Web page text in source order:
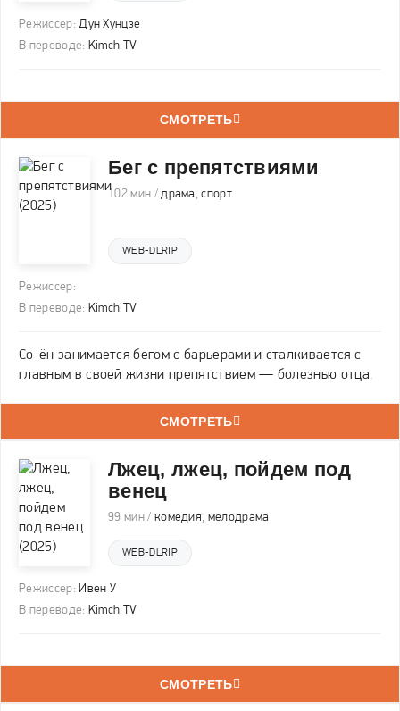
Режиссер: Дун Хунцзе
В переводе: KimchiTV
СМОТРЕТЬ
Бег с препятствиями
102 мин /драма ,спорт
WEB-DLRIP
Режиссер:
В переводе: KimchiTV
Со-ён занимается бегом с барьерами и сталкивается с
главным в своей жизни препятствием — болезнью отца.
СМОТРЕТЬ
Лжец, лжец, пойдем под
венец
99 мин / комедия, мелодрама
WEB-DLRIP
Режиссер: Ивен У
В переводе: KimchiTV
СМОТРЕТЬ